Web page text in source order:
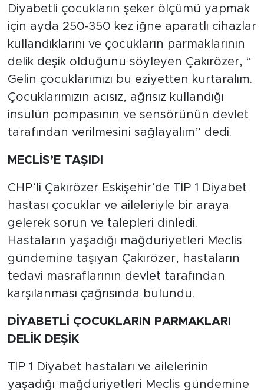
Diyabetli çocukların şeker ölçümü yapmak
için ayda 250-350 kez iğne aparatlı cihazlar
kullandıklarını ve çocukların parmaklarının
delik deşik olduğunu söyleyen Çakırözer, “
Gelin çocuklarımızı bu eziyetten kurtaralım.
Çocuklarımızın acısız, ağrısız kullandığı
insulün pompasının ve sensörünün devlet
tarafından verilmesini sağlayalım” dedi.
MECLİS’E TAŞIDI
CHP’li Çakırözer Eskişehir’de TİP 1 Diyabet
hastası çocuklar ve aileleriyle bir araya
gelerek sorun ve talepleri dinledi.
Hastaların yaşadığı mağduriyetleri Meclis
gündemine taşıyan Çakırözer, hastaların
tedavi masraflarının devlet tarafından
karşılanması çağrısında bulundu.
DİYABETLİ ÇOCUKLARIN PARMAKLARI
DELİK DEŞİK
TİP 1 Diyabet hastaları ve ailelerinin
yaşadığı mağduriyetleri Meclis gündemine